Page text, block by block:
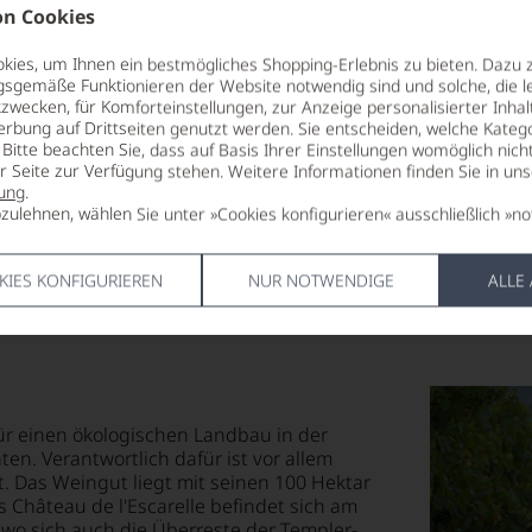
Cookies
um Ihnen ein bestmögliches Shopping-Erlebnis zu bieten. Dazu
Funktionieren der Website notwendig sind und solche, die
für Komforteinstellungen, zur Anzeige personalisierter
auf Drittseiten genutzt werden. Sie entscheiden, welche
beachten Sie, dass auf Basis Ihrer Einstellungen womöglich
Seite zur Verfügung stehen. Weitere Informationen finden Sie in
.
wählen Sie unter »Cookies konfigurieren« ausschließlich
KONFIGURIEREN NUR NOTWENDIGE ALLE
Punkte:
HERSTELLER / IMPORTEUR
Château de l'Escarelle, 83170
La Celle - France
LAND
Frankreich
FLASCHENGRÖSSE
0,75 L
davon
EIWEISS
0 g
SALZ
0 g
einen ökologischen Landbau in der
Verantwortlich dafür ist vor allem
Das Weingut liegt mit seinen 100 Hektar
de l'Escarelle befindet sich am